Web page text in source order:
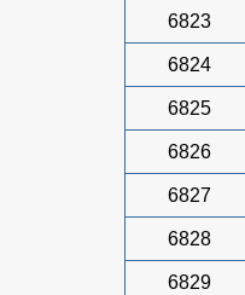
6823
6824
6825
6826
6827
6828
6829